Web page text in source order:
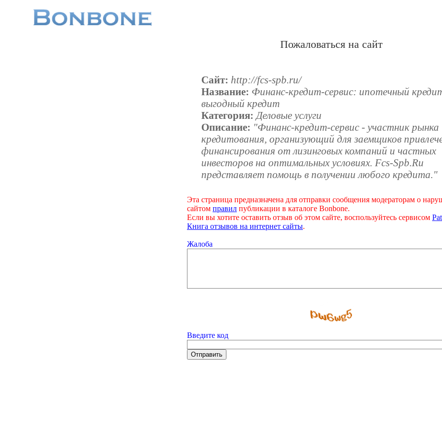
Пожаловаться на сайт
Сайт: http://fcs-spb.ru/
Название: Финанс-кредит-сервис: ипотечный
выгодный кредит
Категория: Деловые услуги
Описание: "Финанс-кредит-сервис - участник рынка
кредитования, организующий для заемщиков
финансирования от лизинговых компаний и частных
инвесторов на оптимальных условиях. Fcs-Spb.Ru
представляет помощь в получении любого кредита."
Эта страница предназначена для отправки сообщения модераторам о
сайтом правил публикации в каталоге Bonbone.
Если вы хотите оставить отзыв об этом сайте, воспользуйтесь сервисом
Книга отзывов на интернет сайты.
Жалоба
Введите код